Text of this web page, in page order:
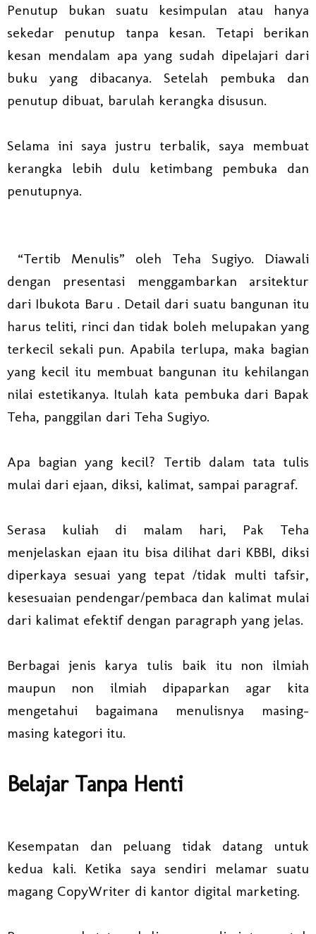
Penutup bukan suatu kesimpulan atau hanya
sekedar penutup tanpa kesan. Tetapi berikan
kesan mendalam apa yang sudah dipelajari dari
buku yang dibacanya. Setelah pembuka dan
penutup dibuat, barulah kerangka disusun.
Selama ini saya justru terbalik, saya membuat
kerangka lebih dulu ketimbang pembuka dan
penutupnya.
“Tertib Menulis” oleh Teha Sugiyo. Diawali
dengan presentasi menggambarkan arsitektur
dari Ibukota Baru . Detail dari suatu bangunan itu
harus teliti, rinci dan tidak boleh melupakan yang
terkecil sekali pun. Apabila terlupa, maka bagian
yang kecil itu membuat bangunan itu kehilangan
nilai estetikanya. Itulah kata pembuka dari Bapak
Teha, panggilan dari Teha Sugiyo.
Apa bagian yang kecil? Tertib dalam tata tulis
mulai dari ejaan, diksi, kalimat, sampai paragraf.
Serasa kuliah di malam hari, Pak Teha
menjelaskan ejaan itu bisa dilihat dari KBBI, diksi
diperkaya sesuai yang tepat /tidak multi tafsir,
kesesuaian pendengar/pembaca dan kalimat mulai
dari kalimat efektif dengan paragraph yang jelas.
Berbagai jenis karya tulis baik itu non ilmiah
maupun non ilmiah dipaparkan agar kita
mengetahui bagaimana menulisnya masing-
masing kategori itu.
Belajar Tanpa Henti
Kesempatan dan peluang tidak datang untuk
kedua kali. Ketika saya sendiri melamar suatu
magang CopyWriter di kantor digital marketing.